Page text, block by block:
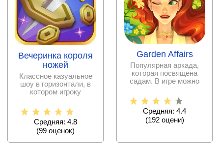
Вечеринка короля
ножей
Классное казуальное
шоу в горизонтали, в
котором игроку
Средняя: 4.8
(99 оценок)
Garden Affairs
Популярная аркада,
которая посвящена
садам. В игре можно
делать
Средняя: 4.4
(192оцени)